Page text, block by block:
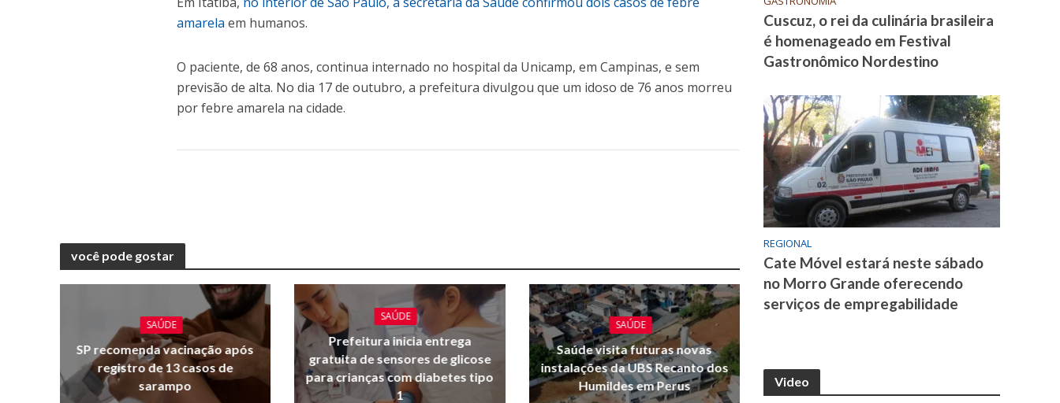
amarelaem humanos.
O paciente, de 68 anos, continua internado no hospital da Unicamp, em Campinas, e sem
previsão de alta. No dia 17 de outubro, a prefeitura divulgou que um idoso de 76 anos morreu
por febre amarela na cidade.
você pode gostar
SAÚDE
SP recomenda vacinação após
registro de 13 casos de
sarampo
SAÚDE
Prefeitura inicia entrega
gratuita de sensores de glicose
para crianças com diabetes tipo
1
SAÚDE
Saúde visita futuras novas
instalações da UBS Recanto dos
Humildes em Perus
Cuscuz, o rei da culinária brasileira
é homenageado em Festival
Gastronômico Nordestino
REGIONAL
Cate Móvel estará neste sábado
no Morro Grande oferecendo
serviços de empregabilidade
Video